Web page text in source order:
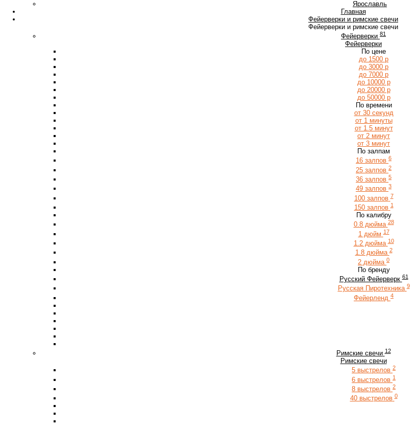
Ярославль
Главная
Фейерверки и римские свечи
Фейерверки и римские свечи
Фейерверки 81
Фейерверки
По цене
до 1500 р
до 3000 р
до 7000 р
до 10000 р
до 20000 р
до 50000 р
По времени
от 30 секунд
от 1 минуты
от 1.5 минут
от 2 минут
от 3 минут
По залпам
16 залпов 6
25 залпов 2
36 залпов 5
49 залпов 3
100 залпов 7
150 залпов 1
По калибру
0.8 дюйма 28
1 дюйм 17
1.2 дюйма 10
1.8 дюйма 2
2 дюйма 0
По бренду
Русский Фейерверк 61
Русская Пиротехника 9
Фейерленд 4
Римские свечи 12
Римские свечи
5 выстрелов 2
6 выстрелов 1
8 выстрелов 2
40 выстрелов 0